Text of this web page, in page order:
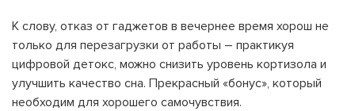
К слову, отказ от гаджетов в вечернее время хорош не
только для перезагрузки от работы – практикуя
цифровой детокс, можно снизить уровень кортизола и
улучшить качество сна. Прекрасный «бонус», который
необходим для хорошего самочувствия.